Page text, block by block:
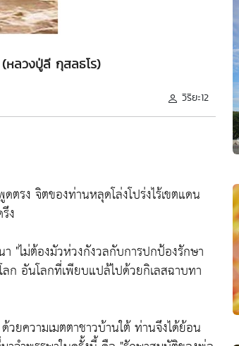
หลวงปู่ลี กุสลธโร)
วิริยะ12
รง จิตของท่านหลุดโล่งโปร่งไร้เขตแดน
ง
า "ไม่ต้องมัวห่วงกังวลกับการปกป้องรักษา
ก อันโลกที่เพียบแปล้ไปด้วยกิเลสฉาบทา
ด้วยความเมตตาชาวบ้านใต้ ท่านจึงได้ย้อน